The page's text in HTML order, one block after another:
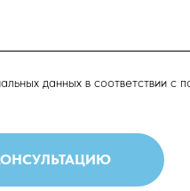
данных в соответствии с